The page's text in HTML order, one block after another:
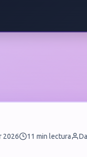
2026 11 min lectura